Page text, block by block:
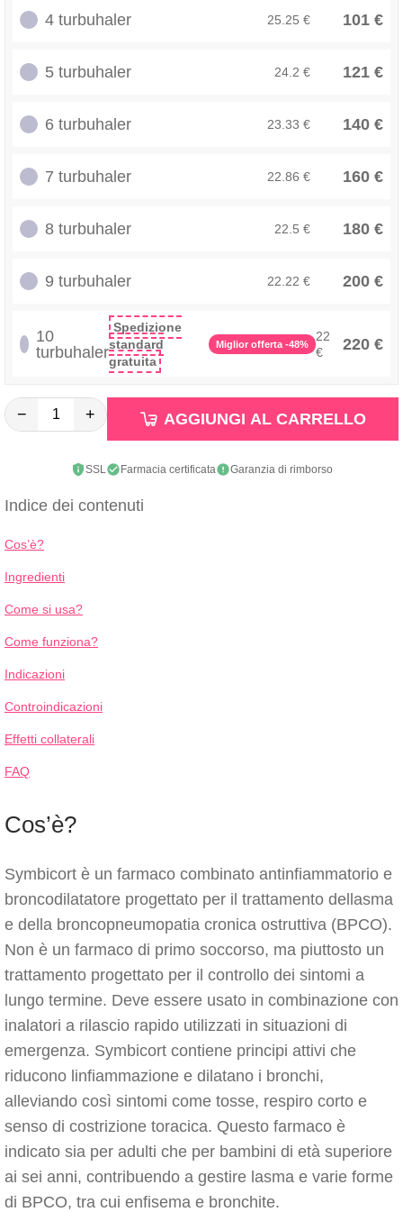
4 turbuhaler 25.25 € 101 €
5 turbuhaler 24.2 € 121 €
6 turbuhaler 23.33 € 140 €
7 turbuhaler 22.86 € 160 €
8 turbuhaler 22.5 € 180 €
9 turbuhaler 22.22 € 200 €
10
turbuhaler
Spedizione
standard
gratuita
Miglior offerta -48%
22
€
220 €
− + AGGIUNGI AL CARRELLO
SSL Farmacia certificata Garanzia di rimborso
Indice dei contenuti
Cos’è?
Ingredienti
Come si usa?
Come funziona?
Indicazioni
Controindicazioni
Effetti collaterali
FAQ
Cos’è?
Symbicort è un farmaco combinato antinfiammatorio e
broncodilatatore progettato per il trattamento dellasma
e della broncopneumopatia cronica ostruttiva (BPCO).
Non è un farmaco di primo soccorso, ma piuttosto un
trattamento progettato per il controllo dei sintomi a
lungo termine. Deve essere usato in combinazione con
inalatori a rilascio rapido utilizzati in situazioni di
emergenza. Symbicort contiene principi attivi che
riducono linfiammazione e dilatano i bronchi,
alleviando così sintomi come tosse, respiro corto e
senso di costrizione toracica. Questo farmaco è
indicato sia per adulti che per bambini di età superiore
ai sei anni, contribuendo a gestire lasma e varie forme
di BPCO, tra cui enfisema e bronchite.